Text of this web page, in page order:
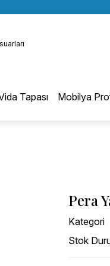
Tapası Mobilya
Pera
Kategori
Stok